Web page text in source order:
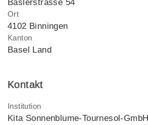
Baslerstrasse 54
Ort
4102 Binningen
Kanton
Basel Land
Kontakt
Institution
Kita Sonnenblume-Tournesol-GmbH